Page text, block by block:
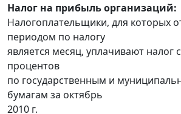
Налог на прибыль организаций:
Налогоплательщики, для которых
периодом по налогу
является месяц, уплачивают налог
процентов
по государственным и
бумагам за октябрь
2010 г.